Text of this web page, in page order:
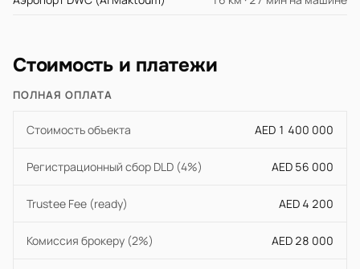
Стоимость и платежи
ПОЛНАЯ ОПЛАТА
Стоимость объекта AED 1 400 000
Регистрационный сбор DLD (4%) AED 56 000
Trustee Fee (ready) AED 4 200
Комиссия брокеру (2%) AED 28 000